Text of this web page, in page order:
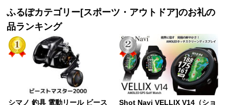
ふるぽカテゴリー[スポーツ・アウトドア]のお礼の
品ランキング
シマノ 釣具 電動リール ビース Shot Navi VELLIX V14（ショ